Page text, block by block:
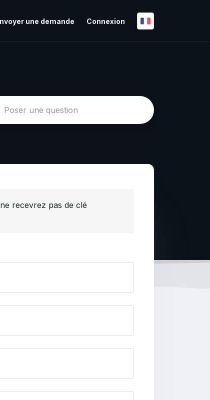
une demande Connexion
recevrez pas de clé